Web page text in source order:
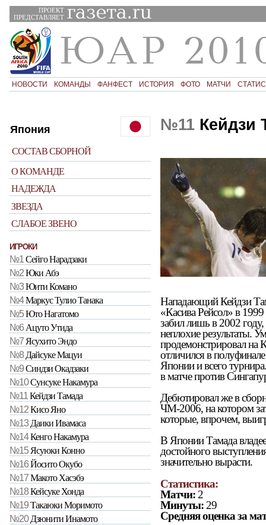
ПРОЕКТ
ПРЕДСТАВЛЯЕТ
НОВОСТИ КОМАНДЫ ФАНФЕСТ ИСТОРИЯ ФОТО МАТЧИ
Япония
СОСТАВ СБОРНОЙ
О КОМАНДЕ
НАДЕЖДА
ЗВЕЗДА
СЛАБОЕ ЗВЕНО
ИГРОКИ
№1Сейго Нарадзаки
№2Юки Абэ
№3Юити Комано
№4Маркус Тулио Танака
№5Юто Нагатомо
№6 Ацуто Утида
№7 Ясухито Эндо
№8 Дайсуке Мацуи
№9Синдзи Окадзаки
№10Сунсуке Накамура
№11Кейдзи Тамада
№12Кисо Яно
№13 Даики Ивамаса
№14Кенго Накамура
№15 Ясуюки Конно
№16Йосито Окубо
№17Макото Хасэбэ
№18Кейсуке Хонда
№19Такаюки Моримото
№20 Дзюнити Инамото
№11 Кейдзи
Нападающий Кейдзи
«Касива Рейсол» в
забил лишь в 2002
неплохие результаты.
продемонстрировал на
отличился в
Японии и всего
в матче против
Дебютировал же в
ЧМ-2006, на котором
которые, впрочем,
В Японии Тамада
достойного
значительно вырасти.
Статистика:
Матчи: 2
Минуты: 29
Средняя оценка за